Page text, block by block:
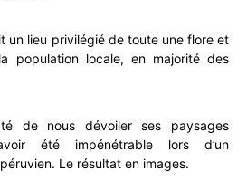
un lieu privilégié de toute une flore et
population locale, en majorité des
de nous dévoiler ses paysages
été impénétrable lors d’un
Le résultat en images.